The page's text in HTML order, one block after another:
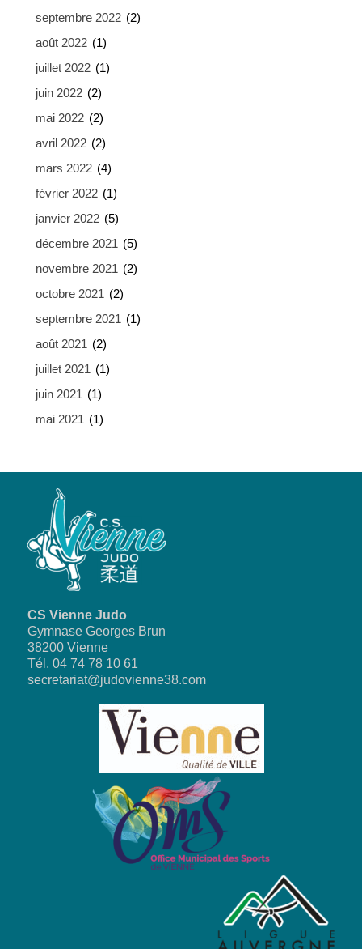
septembre 2022 (2)
août 2022 (1)
juillet 2022 (1)
juin 2022 (2)
mai 2022 (2)
avril 2022 (2)
mars 2022 (4)
février 2022 (1)
janvier 2022 (5)
décembre 2021 (5)
novembre 2021 (2)
octobre 2021 (2)
septembre 2021 (1)
août 2021 (2)
juillet 2021 (1)
juin 2021 (1)
mai 2021 (1)
CS Vienne Judo
Gymnase Georges Brun
38200 Vienne
Tél. 04 74 78 10 61
secretariat@judovienne38.com